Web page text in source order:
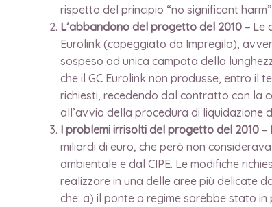
rispetto del principio “no significant
L’abbandono del progetto del 2010 – Le
Eurolink (capeggiato da Impregilo),
sospeso ad unica campata della
che il GC Eurolink non produsse, entro il
richiesti, recedendo dal contratto con la
all’avvio della procedura di liquidazione di
I problemi irrisolti del progetto del 2010 –
miliardi di euro, che però non
ambientale e dal CIPE. Le modifiche
realizzare in una delle aree più delicate
che: a) il ponte a regime sarebbe stato